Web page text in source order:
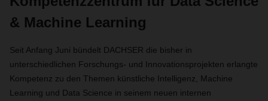
& Machine Learning
Seit Anfang Juni bündelt DACHSER die bisher in
unterschiedlichen Forschungs- und Innovationsprojekten erlangte
Kompetenz zu den Themen künstliche Intelligenz, Machine
Learning und Data Science in seinem neuen internen